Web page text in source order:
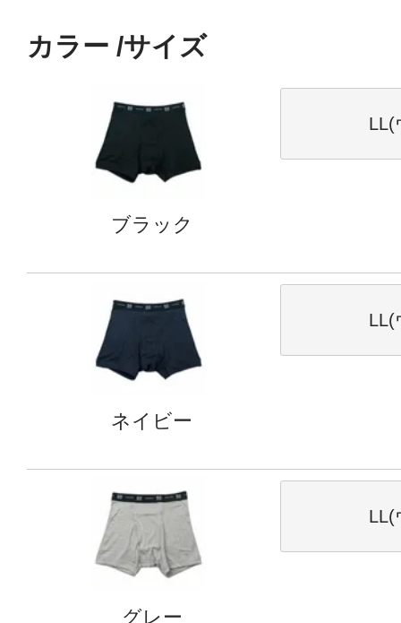
カラー サイズ
ブラック
LL(
ネイビー
LL(
グレー
LL(